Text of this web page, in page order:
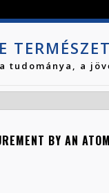
tudománya, a
BY AN